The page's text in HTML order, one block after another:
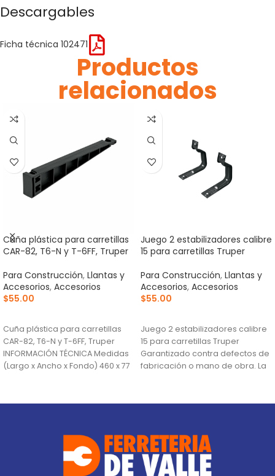
Descargables
Ficha técnica 102471
Productos
relacionados
Cuña plástica para carretillas
CAR-82, T6-N y T-6FF, Truper
Para Construcción, Llantas y
Accesorios, Accesorios
$55.00
Cuña plástica para carretillas
CAR-82, T6-N y T-6FF, Truper
INFORMACIÓN TÉCNICA Medidas
(Largo x Ancho x Fondo) 460 x 77
Juego 2 estabilizadores calibre
15 para carretillas Truper
Para Construcción, Llantas y
Accesorios, Accesorios
$55.00
Juego 2 estabilizadores calibre
15 para carretillas Truper
Garantizado contra defectos de
fabricación o mano de obra. La